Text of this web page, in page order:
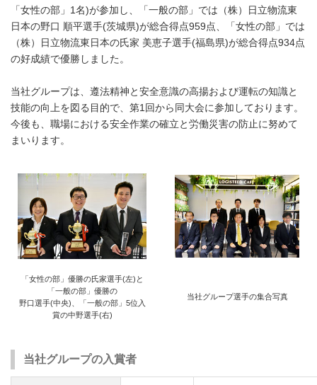
「女性の部」1名)が参加し、「一般の部」では（株）日立物流東
日本の野口 順平選手(茨城県)が総合得点959点、「女性の部」では
（株）日立物流東日本の氏家 美恵子選手(福島県)が総合得点934点
の好成績で優勝しました。
当社グループは、遵法精神と安全意識の高揚および運転の知識と
技能の向上を図る目的で、第1回から同大会に参加しております。
今後も、職場における安全作業の確立と労働災害の防止に努めて
まいります。
「女性の部」優勝の氏家選手(左)と
「一般の部」優勝の
野口選手(中央)、「一般の部」5位入
賞の中野選手(右)
当社グループ選手の集合写真
当社グループの入賞者